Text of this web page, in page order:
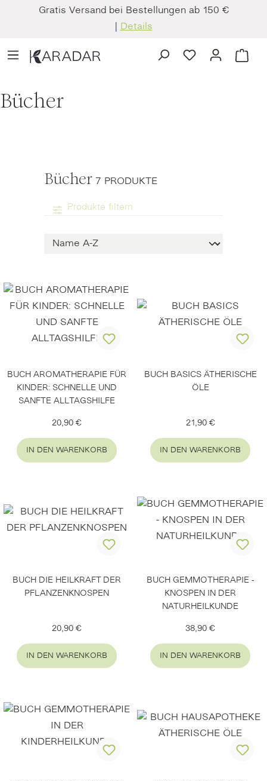
Zum Hauptinhalt springen
Gratis Versand bei Bestellungen ab 150 €
Details
Du hast 0
Bücher
Bücher 7 PRODUKTE
Produkte filtern
BUCH AROMATHERAPIE FÜR
KINDER: SCHNELLE UND
SANFTE ALLTAGSHILFE
Regulärer Preis:
20,90 €
IN DEN WARENKORB
BUCH BASICS ÄTHERISCHE
ÖLE
Regulärer Preis:
21,90 €
IN DEN WARENKORB
BUCH DIE HEILKRAFT DER
PFLANZENKNOSPEN
Regulärer Preis:
20,90 €
IN DEN WARENKORB
BUCH GEMMOTHERAPIE -
KNOSPEN IN DER
NATURHEILKUNDE
Regulärer Preis:
38,90 €
IN DEN WARENKORB